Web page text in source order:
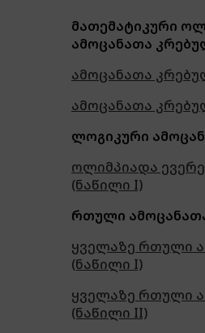
მათემატიკური
ამოცანათა
ამოცანათა
ამოცანათა
ლოგიკური
ოლიმპიადა
(ნაწილი I)
რთული
ყველაზე რთული
(ნაწილი I)
ყველაზე რთული
(ნაწილი II)